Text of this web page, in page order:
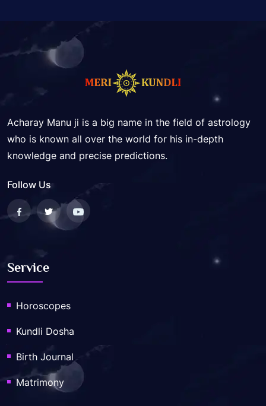
Acharay Manu ji is a big name in the field of astrology
who is known all over the world for his in-depth
knowledge and precise predictions.
Follow Us
Service
Horoscopes
Kundli Dosha
Birth Journal
Matrimony